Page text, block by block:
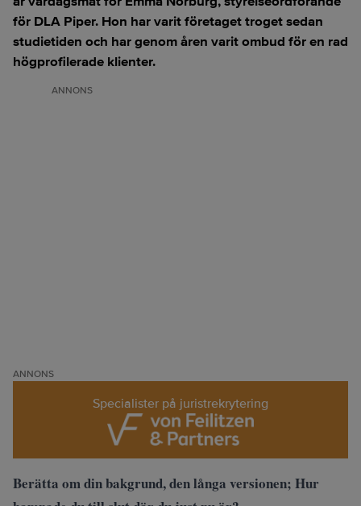
för DLA Piper. Hon har varit företaget troget sedan
studietiden och har genom åren varit ombud för en rad
högprofilerade klienter.
ANNONS
ANNONS
Specialister på juristrekrytering
Berätta om din bakgrund, den långa versionen; Hur